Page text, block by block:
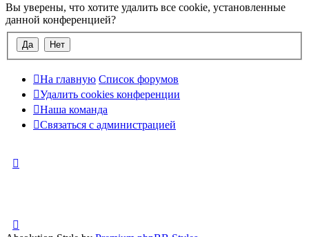
Вы уверены, что хотите удалить все cookie, установленные
данной конференцией?
На главную Список форумов
Удалить cookies конференции
Наша команда
Связаться с администрацией